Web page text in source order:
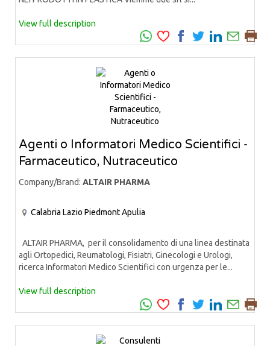
View full description
Agenti o Informatori Medico Scientifici -
Farmaceutico, Nutraceutico
Company/Brand: ALTAIR PHARMA
Calabria Lazio PiedmontApulia
ALTAIR PHARMA, per il consolidamento di una linea destinata
agli Ortopedici, Reumatologi, Fisiatri, Ginecologi e Urologi,
ricerca Informatori Medico Scientifici con urgenza per le...
View full description